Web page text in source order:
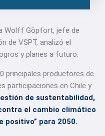
Wolff Göpfort, jefe de
de VSPT, analizó el
y planes a futuro.
principales productores de
participaciones en Chile y
de sustentabilidad,
el cambio climático
positivo” para 2050.